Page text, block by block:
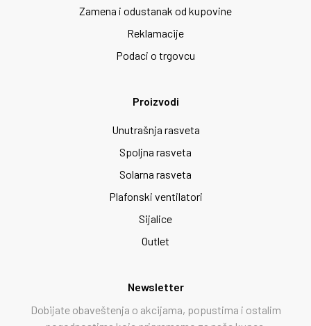
Zamena i odustanak od kupovine
Reklamacije
Podaci o trgovcu
Proizvodi
Unutrašnja rasveta
Spoljna rasveta
Solarna rasveta
Plafonski ventilatori
Sijalice
Outlet
Newsletter
Dobijate obaveštenja o akcijama, popustima i ostalim